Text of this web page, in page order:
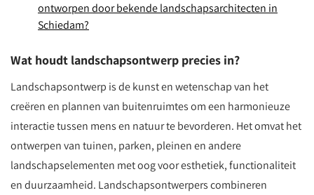
ontworpen door bekende landschapsarchitecten in
Schiedam?
Wat houdt landschapsontwerp precies in?
Landschapsontwerp is de kunst en wetenschap van het
creëren en plannen van buitenruimtes om een harmonieuze
interactie tussen mens en natuur te bevorderen. Het omvat het
ontwerpen van tuinen, parken, pleinen en andere
landschapselementen met oog voor esthetiek, functionaliteit
en duurzaamheid. Landschapsontwerpers combineren